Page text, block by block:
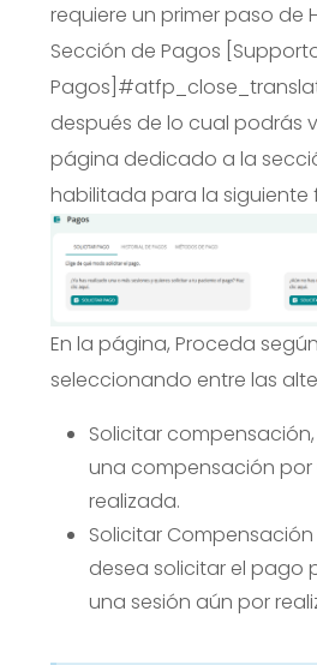
requiere un primer paso de
Sección de Pagos
Pagos
después de lo cual podrás
página dedicado a la
habilitada para la siguiente
En la página, Proceda
seleccionando entre las
Solicitar compensación,
una compensación por
realizada.
Solicitar
desea solicitar el pago
una sesión aún por